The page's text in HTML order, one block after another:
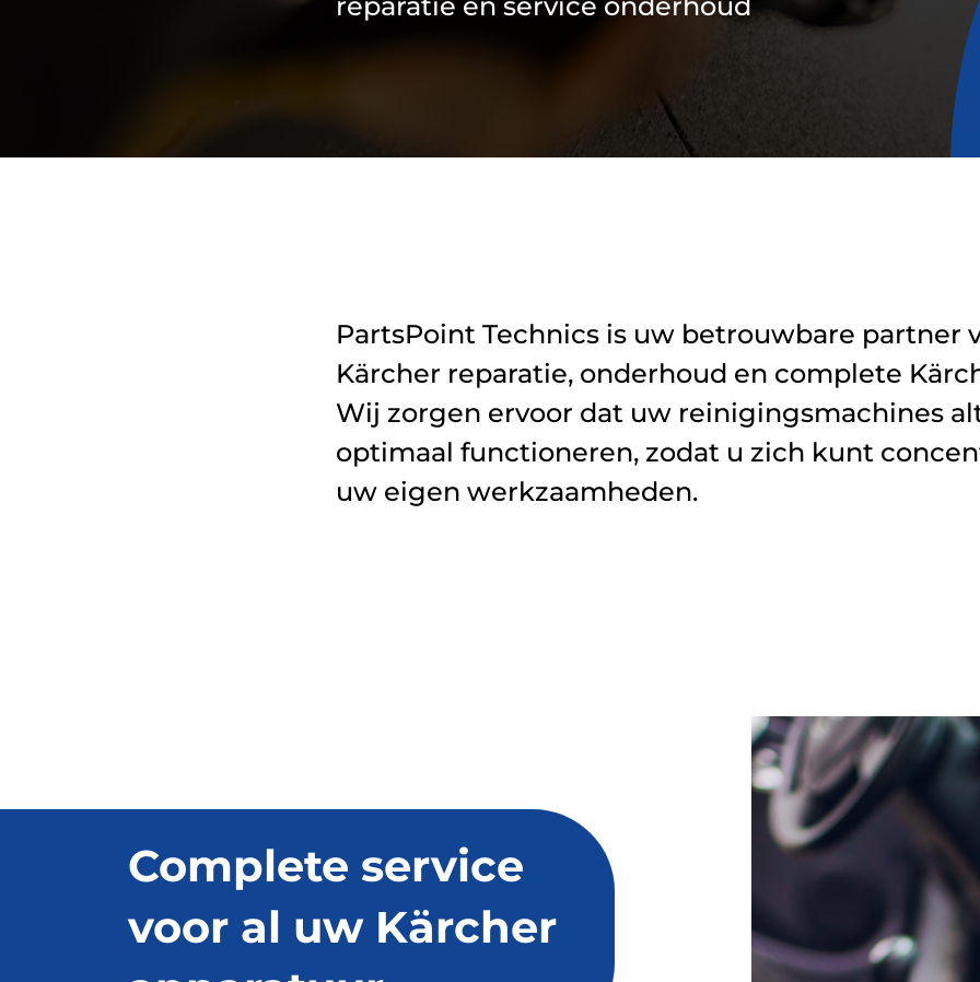
PartsPoint Technics is uw betrouwbare partner
Kärcher reparatie, onderhoud en complete
Wij zorgen ervoor dat uw reinigingsmachines
optimaal functioneren, zodat u zich kunt
uw eigen werkzaamheden.
Complete service
voor al uw Kärcher